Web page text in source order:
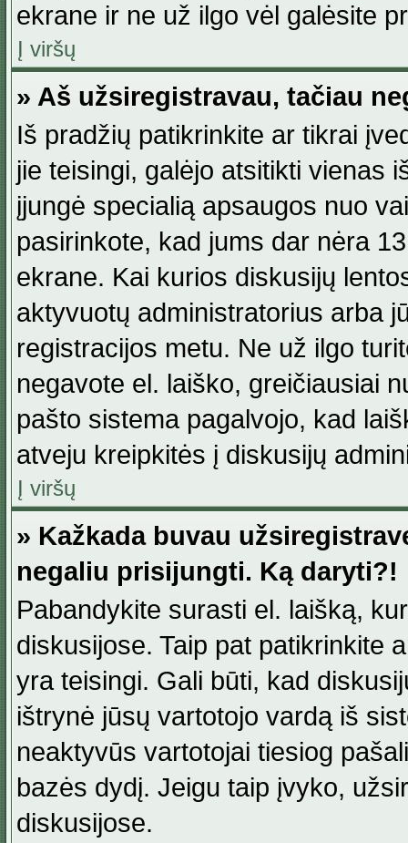
ekrane ir ne už ilgo vėl galėsite
Į viršų
» Aš užsiregistravau, tačiau
Iš pradžių patikrinkite ar tikrai
jie teisingi, galėjo atsitikti vienas
įjungė specialią apsaugos nuo
pasirinkote, kad jums dar nėra
ekrane. Kai kurios diskusijų
aktyvuotų administratorius arba
registracijos metu. Ne už ilgo
negavote el. laiško, greičiausiai
pašto sistema pagalvojo, kad
atveju kreipkitės į diskusijų
Į viršų
» Kažkada buvau
negaliu prisijungti. Ką daryti?!
Pabandykite surasti el. laišką,
diskusijose. Taip pat patikrinkite
yra teisingi. Gali būti, kad
ištrynė jūsų vartotojo vardą iš
neaktyvūs vartotojai tiesiog
bazės dydį. Jeigu taip įvyko,
diskusijose.